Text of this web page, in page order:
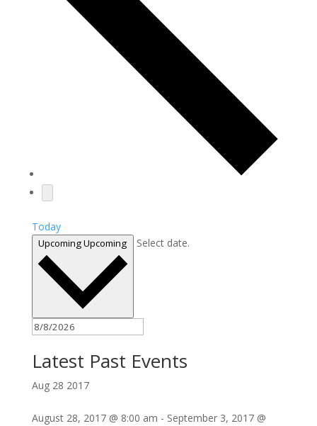
Today
UpcomingUpcoming Select date.
Latest Past Events
Aug 28 2017
August 28, 2017 @ 8:00 am - September 3, 2017 @